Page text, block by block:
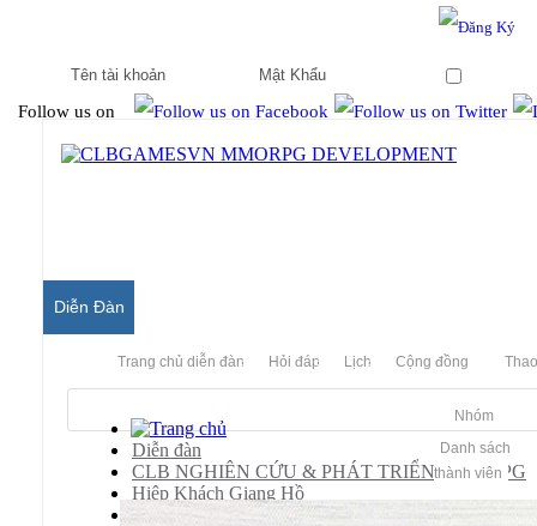
Follow us on
Diễn Đàn
Trang chủ diễn đàn Hỏi đáp Lịch Cộng đồng
Nhóm
Danh sách
thành viên
Diễn đàn
CLB NGHIÊN CỨU & PHÁT TRIỂN MMORPG
Hiệp Khách Giang Hồ
Hỏi Đáp/ Yêu Cầu